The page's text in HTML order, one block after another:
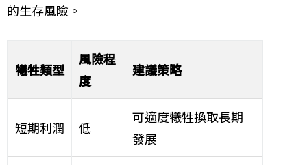
的生存風險。
犧牲類型
風險程
度
建議策略
短期利潤 低
可適度犧牲換取長期
發展